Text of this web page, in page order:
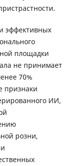
эффективных
площадки
не принимает
70%
признаки
ИИ,
розни,